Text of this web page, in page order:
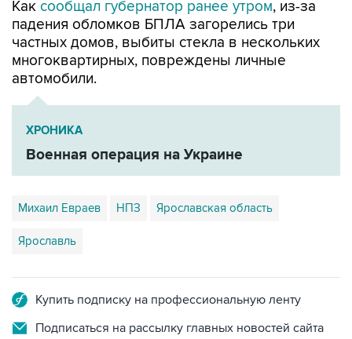
частных домов, выбиты стекла в нескольких
многоквартирных, повреждены личные
автомобили.
ХРОНИКА
Военная операция на Украине
Михаил Евраев НПЗ Ярославская область
Ярославль
Подписаться на рассылку главных новостей сайта
Получать оперативные новости в официальном